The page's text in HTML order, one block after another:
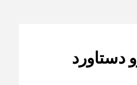
دستاورد